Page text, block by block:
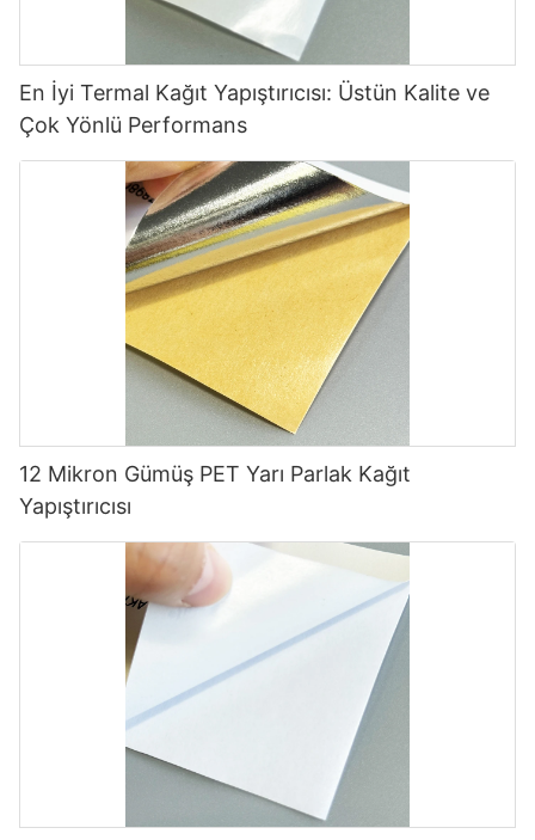
En İyi Termal Kağıt Yapıştırıcısı: Üstün Kalite ve
Çok Yönlü Performans
12 Mikron Gümüş PET Yarı Parlak Kağıt
Yapıştırıcısı